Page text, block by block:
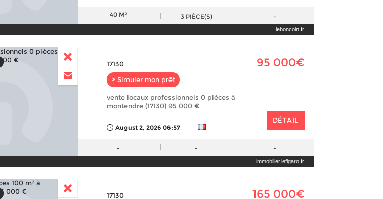
40 M² 3 PIÈCE(S) -
leboncoin.fr
17130
> Simuler mon prêt
95 000€
vente locaux professionnels 0 pièces à
montendre (17130) 95 000 €
August 2, 2026 06:57 |
DÉTAIL
- - -
immobilier.lefigaro.fr
17130 165 000€